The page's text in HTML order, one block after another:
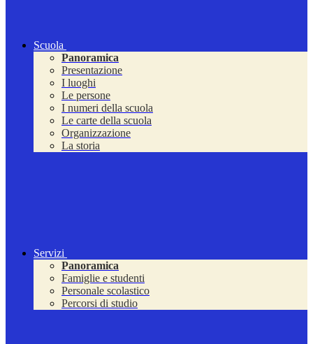
Scuola
Panoramica
Presentazione
I luoghi
Le persone
I numeri della scuola
Le carte della scuola
Organizzazione
La storia
Servizi
Panoramica
Famiglie e studenti
Personale scolastico
Percorsi di studio